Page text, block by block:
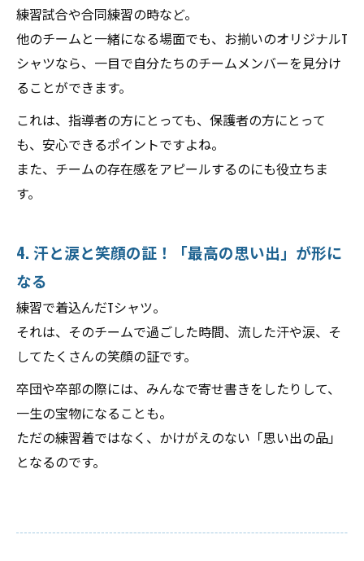
練習試合や合同練習の時など。
他のチームと一緒になる場面でも、お揃いのオリジナルT
シャツなら、一目で自分たちのチームメンバーを見分け
ることができます。
これは、指導者の方にとっても、保護者の方にとって
も、安心できるポイントですよね。
また、チームの存在感をアピールするのにも役立ちま
す。
4. 汗と涙と笑顔の証！「最高の思い出」が形に
なる
練習で着込んだTシャツ。
それは、そのチームで過ごした時間、流した汗や涙、そ
してたくさんの笑顔の証です。
卒団や卒部の際には、みんなで寄せ書きをしたりして、
一生の宝物になることも。
ただの練習着ではなく、かけがえのない「思い出の品」
となるのです。